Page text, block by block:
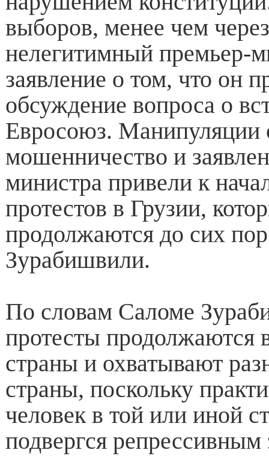
выборов, менее чем
нелегитимный премьер-
заявление о том, что он
обсуждение вопроса о
Евросоюз. Манипуляции
мошенничество и
министра привели к
протестов в Грузии,
продолжаются до сих
Зурабишвили.
По словам Саломе
протесты продолжаются
страны и охватывают
страны, поскольку
человек в той или иной
подвергся репрессивным